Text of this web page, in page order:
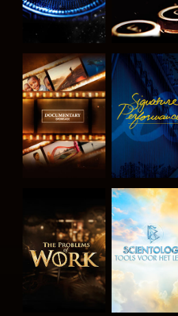
VERKEN DE
KIJK
VERKEN DE
SERIE
VERKEN DE
SERIE